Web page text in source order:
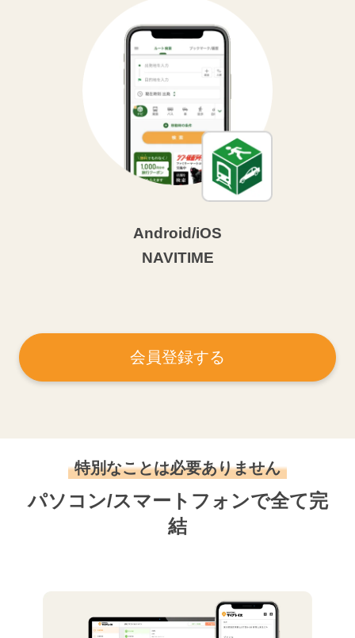
Android/iOS
NAVITIME
会員登録する
特別なことは必要ありません
パソコン/スマートフォンで全て完
結